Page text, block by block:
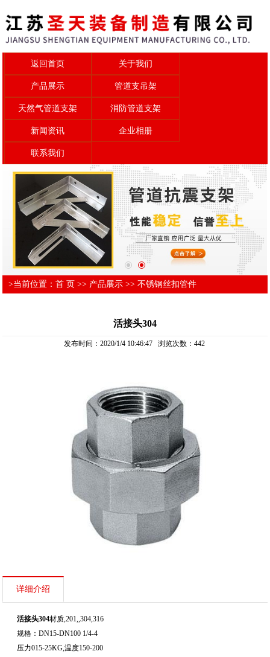
返回首页 关于我们
产品展示 管道支吊架
天然气管道支架 消防管道支架
新闻资讯 企业相册
联系我们
>当前位置：首 页 >> 产品展示 >>不锈钢丝扣管件
活接头304
发布时间：2020/1/4 10:46:47 浏览次数： 442
详细介绍
活接头304材质,201,,304,316
规格：DN15-DN100 1/4-4
压力015-25KG,温度150-200